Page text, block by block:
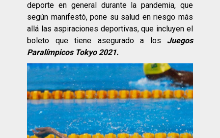
deporte en general durante la pandemia, que
según manifestó, pone su salud en riesgo más
allá las aspiraciones deportivas, que incluyen el
boleto que tiene asegurado a los Juegos
Paralímpicos Tokyo 2021.